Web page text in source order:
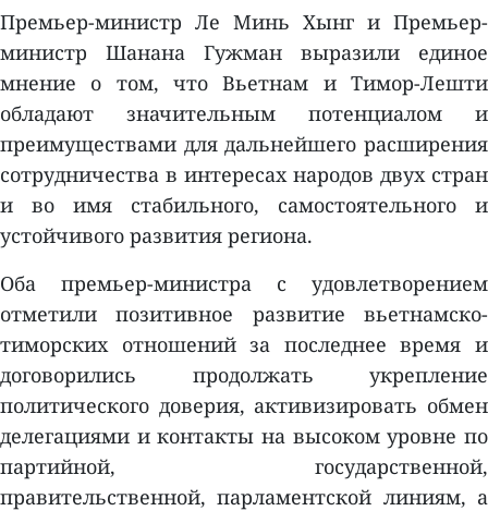
Премьер-министр Ле Минь Хынг и Премьер-
министр Шанана Гужман выразили единое
мнение о том, что Вьетнам и Тимор-Лешти
обладают значительным потенциалом и
преимуществами для дальнейшего расширения
сотрудничества в интересах народов двух стран
и во имя стабильного, самостоятельного и
устойчивого развития региона.
Оба премьер-министра с удовлетворением
отметили позитивное развитие вьетнамско-
тиморских отношений за последнее время и
договорились продолжать укрепление
политического доверия, активизировать обмен
делегациями и контакты на высоком уровне по
партийной, государственной,
правительственной, парламентской линиям, а